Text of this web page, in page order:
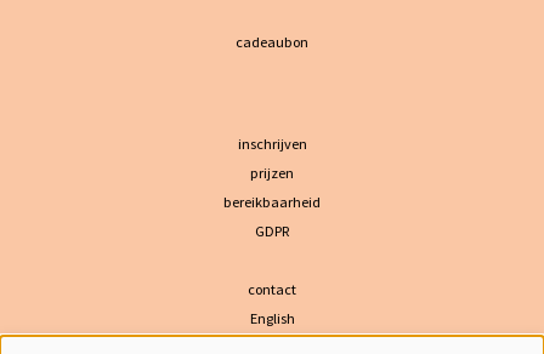
cadeaubon
inschrijven
prijzen
bereikbaarheid
GDPR
contact
English